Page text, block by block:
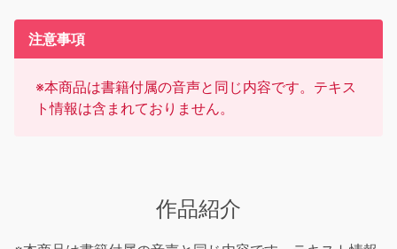
注意事項
※本商品は書籍付属の音声と同じ内容です。テキス
ト情報は含まれておりません。
作品紹介